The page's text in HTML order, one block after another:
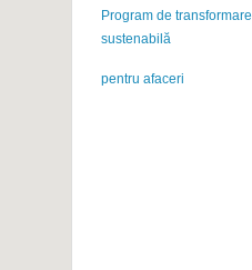
Program de transformare
sustenabilă
pentru afaceri